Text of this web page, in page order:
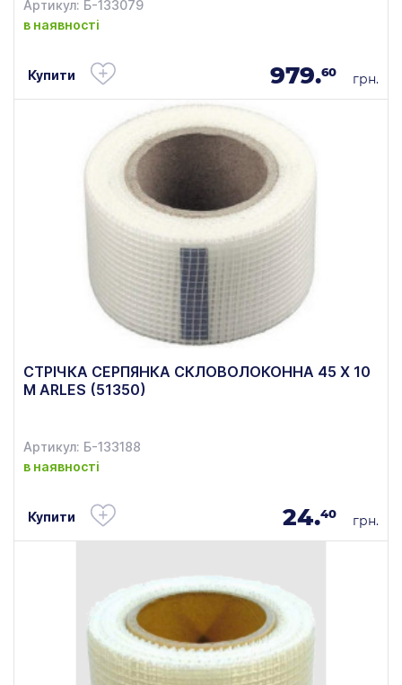
Артикул: Б-133079
в наявності
Купити 979.60 грн.
СТРІЧКА СЕРПЯНКА СКЛОВОЛОКОННА 45 Х 10
М ARLES (51350)
Артикул: Б-133188
в наявності
Купити 24.40 грн.